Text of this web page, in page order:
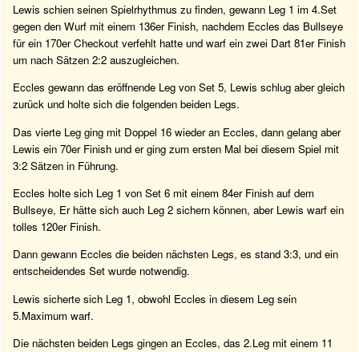
Lewis schien seinen Spielrhythmus zu finden, gewann Leg 1 im 4.Set
gegen den Wurf mit einem 136er Finish, nachdem Eccles das Bullseye
für ein 170er Checkout verfehlt hatte und warf ein zwei Dart 81er Finish
um nach Sätzen 2:2 auszugleichen.
Eccles gewann das eröffnende Leg von Set 5, Lewis schlug aber gleich
zurück und holte sich die folgenden beiden Legs.
Das vierte Leg ging mit Doppel 16 wieder an Eccles, dann gelang aber
Lewis ein 70er Finish und er ging zum ersten Mal bei diesem Spiel mit
3:2 Sätzen in Führung.
Eccles holte sich Leg 1 von Set 6 mit einem 84er Finish auf dem
Bullseye, Er hätte sich auch Leg 2 sichern können, aber Lewis warf ein
tolles 120er Finish.
Dann gewann Eccles die beiden nächsten Legs, es stand 3:3, und ein
entscheidendes Set wurde notwendig.
Lewis sicherte sich Leg 1, obwohl Eccles in diesem Leg sein
5.Maximum warf.
Die nächsten beiden Legs gingen an Eccles, das 2.Leg mit einem 11